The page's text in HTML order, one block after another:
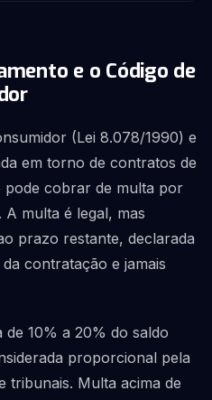
e o Código de
(Lei 8.078/1990) e
em torno de contratos de
pode cobrar de multa por
multa é legal, mas
prazo restante, declarada
contratação e jamais
10% a 20% do saldo
proporcional pela
tribunais. Multa acima de